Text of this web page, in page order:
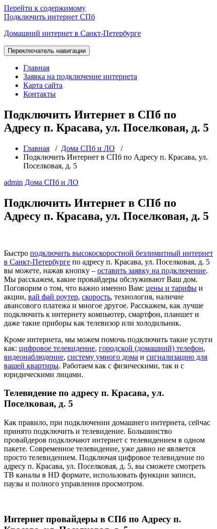
Перейти к содержимому
Подключить интернет СПб
Домашний интернет в Санкт-Петербурге
Переключатель навигации
Главная
Заявка на подключение интернета
Карта сайта
Контакты
Подключить Интернет в СПб по
Адресу п. Красава, ул. Поселковая, д. 5
Главная / Дома СПб и ЛО /
Подключить Интернет в СПб по Адресу п. Красава, ул.
Поселковая, д. 5
admin Дома СПб и ЛО
Подключить Интернет в СПб по
Адресу п. Красава, ул. Поселковая, д. 5
Быстро подключить высокоскоростной безлимитный интернет
в Санкт-Петербурге по адресу п. Красава, ул. Поселковая, д. 5
вы можете, нажав кнопку – оставить заявку на подключение.
Мы расскажем, какие провайдеры обслуживают Ваш дом.
Поговорим о том, что важно именно Вам: цены и тарифы и
акции, вай фай роутер, скорость, технология, наличие
авансового платежа и многое другое. Расскажем, как лучше
подключить к интернету компьютер, смартфон, планшет и
даже такие приборы как телевизор или холодильник.
Кроме интернета, мы можем помочь подключить такие услуги
как: цифровое телевидение, городской (домашний) телефон,
видеонаблюдение, систему умного дома и сигнализацию для
вашей квартиры. Работаем как с физическими, так и с
юридическими лицами.
Телевидение по адресу п. Красава, ул.
Поселковая, д. 5
Как правило, при подключении домашнего интернета, сейчас
принято подключить и телевидение. Большинство
провайдеров подключают интернет с телевидением в одном
пакете. Современное телевидение, уже давно не является
просто телевидением. Подключая цифровое телевидение по
адресу п. Красава, ул. Поселковая, д. 5, вы сможете смотреть
ТВ каналы в HD формате, использовать функции записи,
паузы и полного управления просмотром.
Интернет провайдеры в СПб по Адресу п.